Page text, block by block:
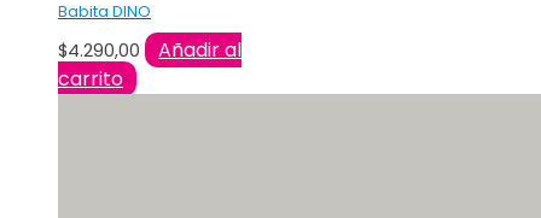
Babita DINO
$4.290,00
Añadir al
carrito